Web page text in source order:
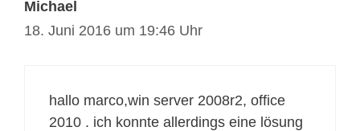
Michael
18. Juni 2016 um 19:46 Uhr
hallo marco,win server 2008r2, office
2010 . ich konnte allerdings eine lösung